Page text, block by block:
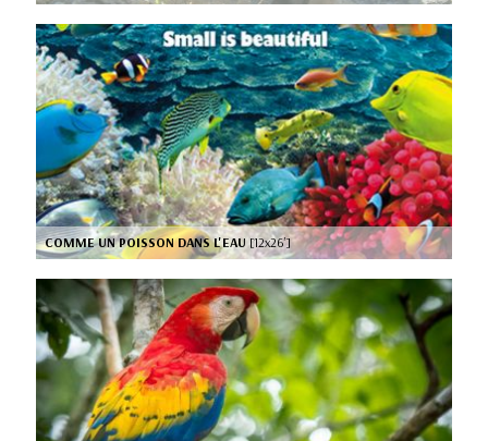
COMME UN POISSON DANS L'EAU [12x26’]